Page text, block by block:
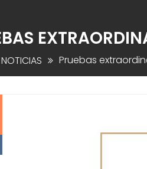
NOTICIAS Pruebas